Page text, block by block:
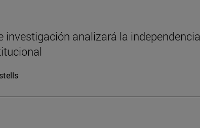
investigación analizará la